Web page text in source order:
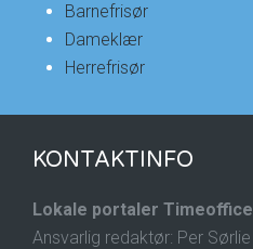
Barnefrisør
Dameklær
Herrefrisør
KONTAKTINFO
Lokale portaler Timeoffice
Ansvarlig redaktør: Per Sørlie